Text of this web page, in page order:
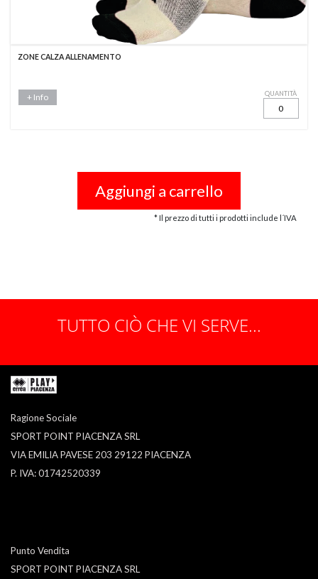
ZONE CALZA ALLENAMENTO
+ Info QUANTITÀ
Aggiungi a carrello
* Il prezzo di tutti i prodotti include l´IVA
TUTTO CIÒ CHE VI SERVE...
Ragione Sociale
SPORT POINT PIACENZA SRL
VIA EMILIA PAVESE 203 29122 PIACENZA
P. IVA: 01742520339
Punto Vendita
SPORT POINT PIACENZA SRL